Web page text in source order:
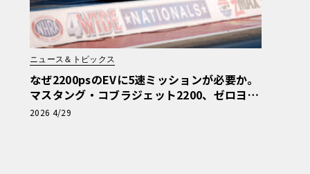
ニュース＆トピックス
なぜ2200psのEVに5速ミッションが必要か。
マスタング・コブラジェット2200、ゼロヨン
6.76秒の真実
2026 4/29